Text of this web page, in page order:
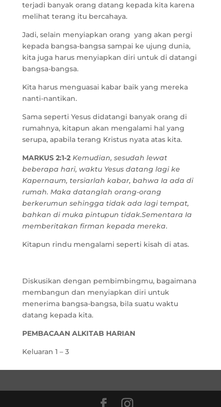
terjadi banyak orang datang kepada kita karena
melihat terang itu bercahaya.
Jadi, selain menyiapkan orang yang akan pergi
kepada bangsa-bangsa sampai ke ujung dunia,
kita juga harus menyiapkan diri untuk di datangi
bangsa-bangsa.
Kita harus menguasai kabar baik yang mereka
nanti-nantikan.
Sama seperti Yesus didatangi banyak orang di
rumahnya, kitapun akan mengalami hal yang
serupa, apabila terang Kristus nyata atas kita.
MARKUS 2:1-2Kemudian, sesudah lewat
beberapa hari, waktu Yesus datang lagi ke
Kapernaum, tersiarlah kabar, bahwa Ia ada di
rumah. Maka datanglah orang-orang
berkerumun sehingga tidak ada lagi tempat,
bahkan di muka pintupun tidak.Sementara Ia
memberitakan firman kepada mereka.
Kitapun rindu mengalami seperti kisah di atas.
Diskusikan dengan pembimbingmu, bagaimana
membangun dan menyiapkan diri untuk
menerima bangsa-bangsa, bila suatu waktu
datang kepada kita.
PEMBACAAN ALKITAB HARIAN
Keluaran 1 – 3